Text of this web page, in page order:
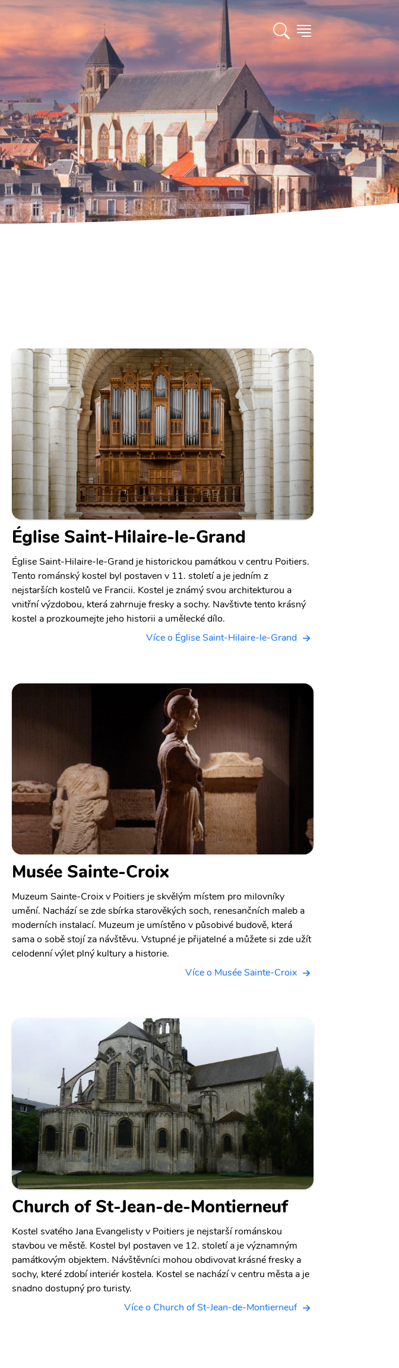
Église Saint-Hilaire-le-Grand
Église Saint-Hilaire-le-Grand je historickou památkou v centru Poitiers.
Tento románský kostel byl postaven v 11. století a je jedním z
nejstarších kostelů ve Francii. Kostel je známý svou architekturou a
vnitřní výzdobou, která zahrnuje fresky a sochy. Navštivte tento krásný
kostel a prozkoumejte jeho historii a umělecké dílo.
Více o Église Saint-Hilaire-le-Grand
Musée Sainte-Croix
Muzeum Sainte-Croix v Poitiers je skvělým místem pro milovníky
umění. Nachází se zde sbírka starověkých soch, renesančních maleb a
moderních instalací. Muzeum je umístěno v působivé budově, která
sama o sobě stojí za návštěvu. Vstupné je přijatelné a můžete si zde užít
celodenní výlet plný kultury a historie.
Více o Musée Sainte-Croix
Church of St-Jean-de-Montierneuf
Kostel svatého Jana Evangelisty v Poitiers je nejstarší románskou
stavbou ve městě. Kostel byl postaven ve 12. století a je významným
památkovým objektem. Návštěvníci mohou obdivovat krásné fresky a
sochy, které zdobí interiér kostela. Kostel se nachází v centru města a je
snadno dostupný pro turisty.
Více o Church of St-Jean-de-Montierneuf